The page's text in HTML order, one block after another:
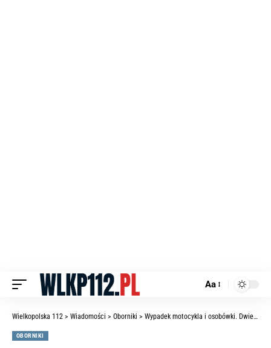
Aa
Wielkopolska 112 > Wiadomości > Oborniki > Wypadek motocykla i osobówki. Dwie osoby ranne. W akcji Lotnicze Pogotowie Ratunkowe
OBORNIKI